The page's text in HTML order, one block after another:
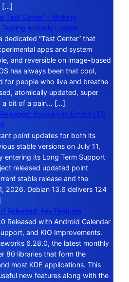
[…]
Center’ – Making
Actually Usable
dedicated “Test Center” that
apps and system
and reversible on image-based
has always been that cool,
for people who live and breathe
atomically updated, super
a bit of a pain… […]
Bookworm Enters LTS
point updates for both its
stable versions on July 11,
entering its Long Term Support
released updated point
stable release and the
2026. Debian 13.6 delivers 124
Released: Key Features
Released with Android Calendar
and KIO Improvements.
6.28.0, the latest monthly
80 libraries that form the
most KDE applications. This
new features along with the